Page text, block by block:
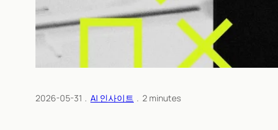
2026-05-31 ﹒ AI 인사이트 ﹒ 2 minutes